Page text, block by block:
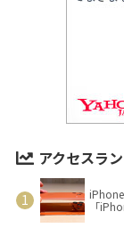
アクセスラ
「